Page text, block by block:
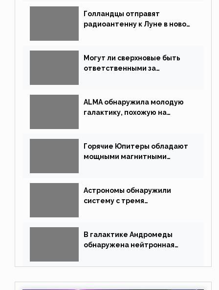
Голландцы отправят
радиоантенну к Луне в новой
Могут ли сверхновые быть
ответственными за
ALMA обнаружила молодую
галактику, похожую на
Горячие Юпитеры обладают
мощными магнитными
Астрономы обнаружили
систему с тремя
В галактике Андромеды
обнаружена нейтронная